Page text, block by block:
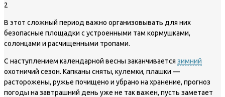
2
В этот сложный период важно организовывать для них
безопасные площадки с устроенными там кормушками,
солонцами и расчищенными тропами.
С наступлением календарной весны заканчивается зимний
охотничий сезон. Капканы сняты, кулемки, плашки —
расторожены, ружье почищено и убрано на хранение, прогноз
погоды на завтрашний день уже не так важен, пусть заметает